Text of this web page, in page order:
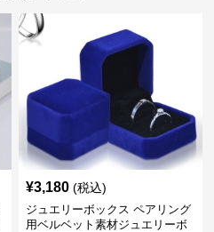
¥3,180 (税込)
ジュエリーボックス ペアリング
用ベルベット素材ジュエリーボ